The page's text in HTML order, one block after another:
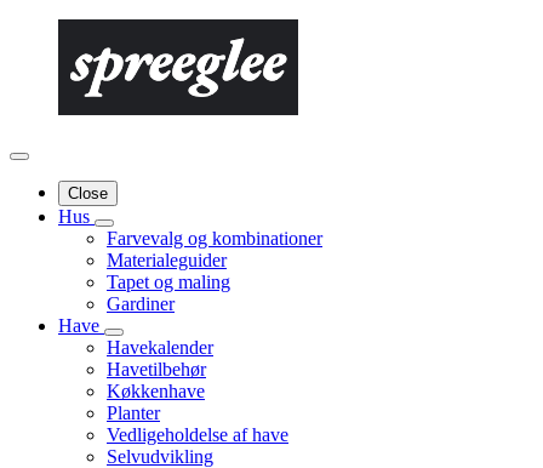
Close
Hus
Farvevalg og kombinationer
Materialeguider
Tapet og maling
Gardiner
Have
Havekalender
Havetilbehør
Køkkenhave
Planter
Vedligeholdelse af have
Selvudvikling